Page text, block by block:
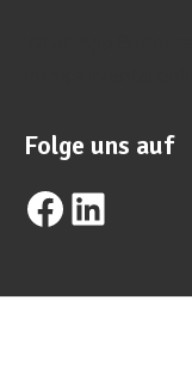
Folge uns auf
Facebook
LinkedIn